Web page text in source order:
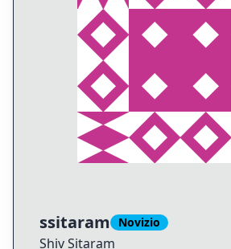
ssitaram Novizio
ShivSitaram